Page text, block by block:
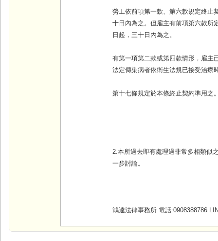
勞工依前項第一款、第六款規定終止
十日內為之。但雇主有前項第六款所
日起，三十日內為之。
有第一項第二款或第四款情形，雇主
法定傳染病者依衛生法規已接受治療
第十七條規定於本條終止契約準用之
2.本所過去即有處理過非常多相類似
一步討論。
鴻達法律事務所 電話:0908388786